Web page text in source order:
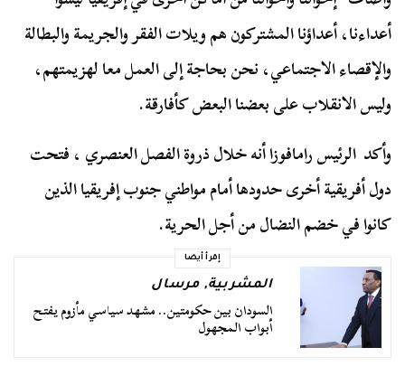
أعداءنا، أعداؤنا المشتركون هم ويلات الفقر والجريمة والبطالة
والإقصاء الاجتماعي، نحن بحاجة إلى العمل معا لهزيمتهم،
وليس الانقلاب على بعضنا البعض كأفارقة.
وأكد الرئيس رامافوزا أنه خلال ذروة الفصل العنصري ، فتحت
دول أفريقية أخرى حدودها أمام مواطني جنوب إفريقيا الذين
كانوا في خضم النضال من أجل الحرية.
إقرأ أيضا
المشربية,مرسال
السودان بين حكومتين.. مشهد سياسي مأزوم يفتح
أبواب المجهول